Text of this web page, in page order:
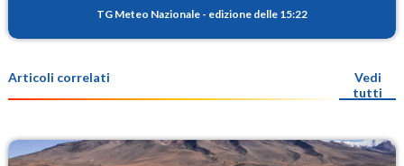
TG Meteo Nazionale - edizione delle 15:22
Articoli correlati
Vedi
tutti